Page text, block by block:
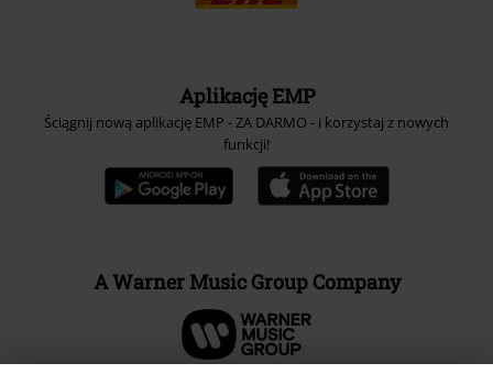
Aplikację EMP
Ściągnij nową aplikację EMP - ZA DARMO - i korzystaj z nowych
funkcji!
A Warner Music Group Company